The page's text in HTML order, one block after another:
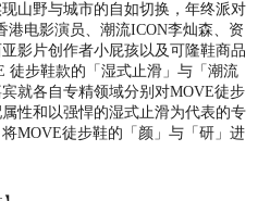
山野与城市的自如切换，年终派对
港电影演员、潮流ICON李灿森、资
影片创作者小屁孩以及可隆鞋商品
徒步鞋款的「湿式止滑」与「潮流
就各自专精领域分别对MOVE徒步
性和以强悍的湿式止滑为代表的专
MOVE徒步鞋的「颜」与「研」进